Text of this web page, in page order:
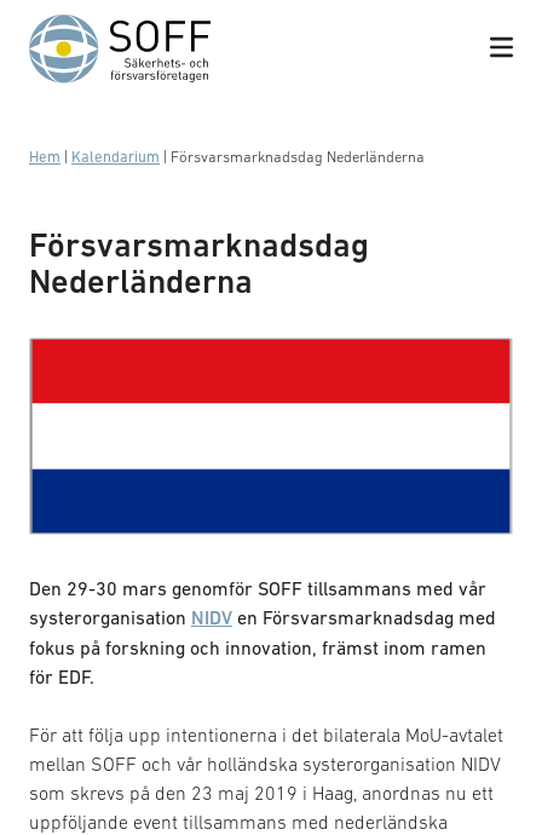
Hoppa till innehåll
Hem Kalendarium Försvarsmarknadsdag Nederländerna
Försvarsmarknadsdag
Nederländerna
Den 29-30 mars genomför SOFF tillsammans med vår
systerorganisation NIDV en Försvarsmarknadsdag med
fokus på forskning och innovation, främst inom ramen
för EDF.
För att följa upp intentionerna i det bilaterala MoU-avtalet
mellan SOFF och vår holländska systerorganisation NIDV
som skrevs på den 23 maj 2019 i Haag, anordnas nu ett
uppföljande event tillsammans med nederländska